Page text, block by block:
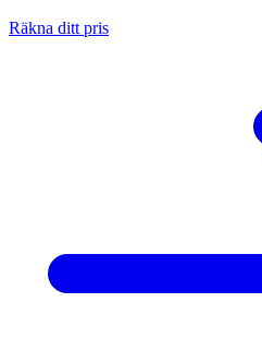
Räkna ditt pris